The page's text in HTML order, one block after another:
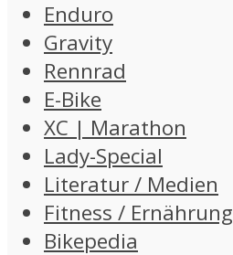
Enduro
Gravity
Rennrad
E-Bike
XC | Marathon
Lady-Special
Literatur / Medien
Fitness / Ernährung
Bikepedia